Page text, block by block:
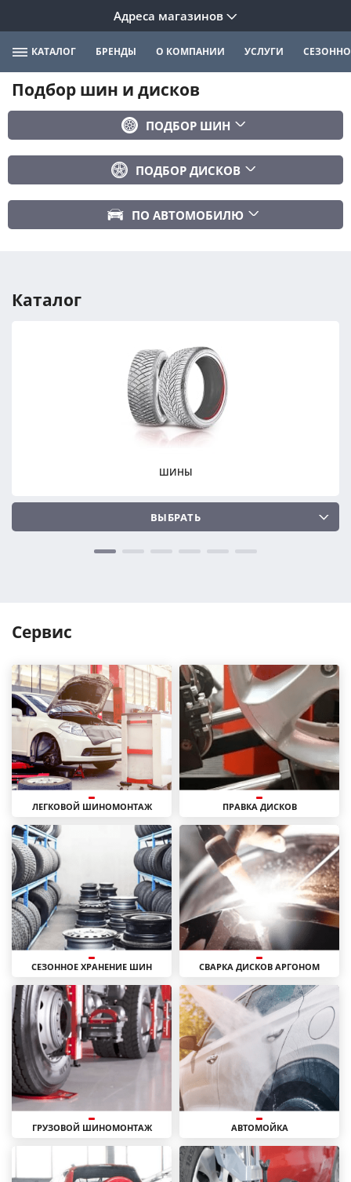
Адреса магазинов
КАТАЛОГ БРЕНДЫ О КОМПАНИИ УСЛУГИ
Подбор шин и дисков
ПОДБОР ШИН
Сбросить
ПОДБОР ДИСКОВ
ПОДОБРАТЬ
Сбросить
ПО АВТОМОБИЛЮ
Год авто
ПОДОБРАТЬ
Сбросить
Каталог
ШИНЫ
ВЫБРАТЬ
Сервис
ЛЕГКОВОЙ ШИНОМОНТАЖ ПРАВКА ДИСКОВ
СЕЗОННОЕ ХРАНЕНИЕ ШИН СВАРКА ДИСКОВ АРГОНОМ
ГРУЗОВОЙ ШИНОМОНТАЖ АВТОМОЙКА